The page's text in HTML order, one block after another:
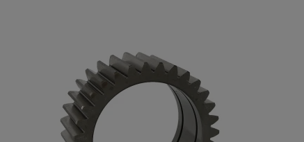
системы комбайна.
Функции:
Компания Pairgears стремится
высокоточные, эффективные,
малошумные, безопасные и
передачи.